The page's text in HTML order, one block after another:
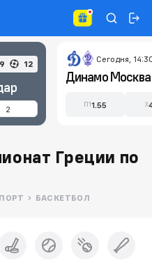
12
2
Сегодня,
П11.55 X
Греции по
БАСКЕТБОЛ